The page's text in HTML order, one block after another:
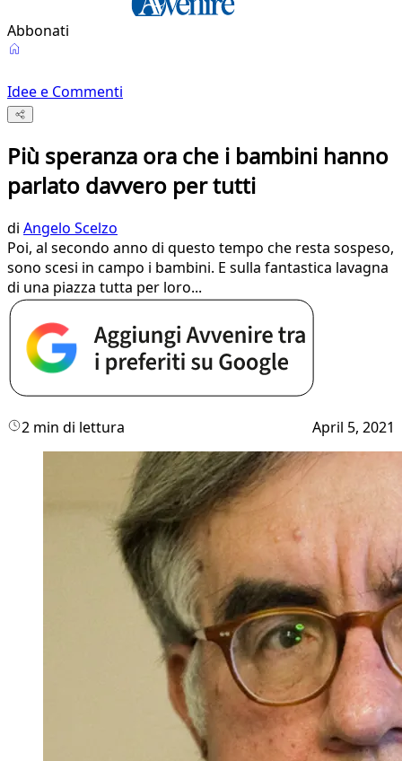
Abbonati
Idee e Commenti
Più speranza ora che i bambini hanno
parlato davvero per tutti
di Angelo Scelzo
Poi, al secondo anno di questo tempo che resta sospeso,
sono scesi in campo i bambini. E sulla fantastica lavagna
di una piazza tutta per loro...
2 min di lettura April 5, 2021